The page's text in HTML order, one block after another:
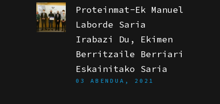
Proteinmat-Ek Manuel
Laborde Saria
Irabazi Du, Ekimen
Berritzaile Berriari
Eskainitako Saria
03 ABENDUA, 2021